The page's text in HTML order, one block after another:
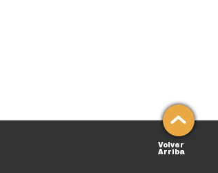
Volver
Arriba